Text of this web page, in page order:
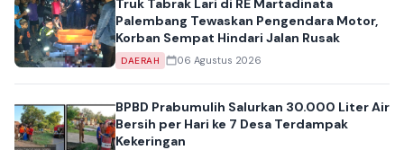
Palembang Tewaskan Pengendara Motor,
Korban Sempat Hindari Jalan Rusak
DAERAH 06 Agustus 2026
BPBD Prabumulih Salurkan 30.000 Liter Air
Bersih per Hari ke 7 Desa Terdampak
Kekeringan